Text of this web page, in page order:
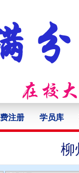
注册 学员库
柳